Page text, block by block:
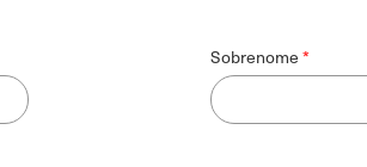
Sobrenome